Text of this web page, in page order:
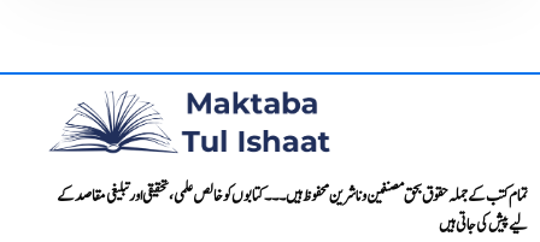
تمام کتب کے جملہ حقوق بحق مصنفین و ناشرین محفوظ ہیں۔۔۔ کتابوں کو خالص علمی، تحقیقی اور تبلیغی مقاصد کے
لیے پیش کی جاتی ہیں